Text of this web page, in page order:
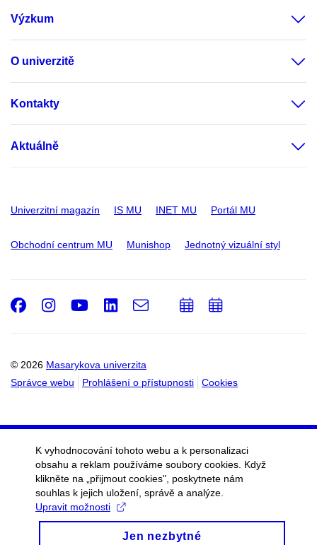
Výzkum
O univerzitě
Kontakty
Aktuálně
Univerzitní magazín IS MU INET MU Portál MU
Obchodní centrum MU Munishop Jednotný vizuální styl
© 2026 Masarykova univerzita
Správce webu
Prohlášení o přístupnosti Cookies
Facebook
Instagram
Youtube
LinkedIn
e-
PřidatPřidat
K vyhodnocování tohoto webu a k personalizaci
obsahu a reklam používáme soubory cookies. Když
klikněte na „přijmout cookies", poskytnete nám
souhlas k jejich uložení, správě a analýze.
Upravit možnosti
Jen nezbytné